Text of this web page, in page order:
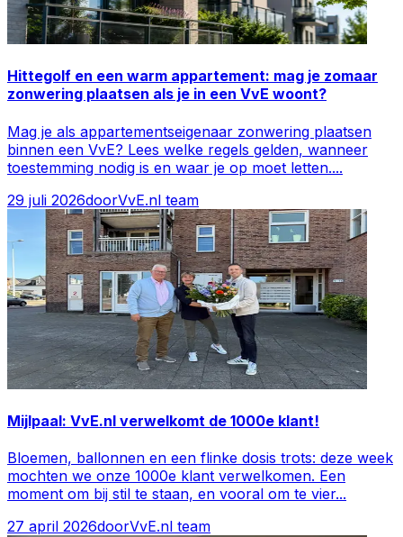
Hittegolf en een warm appartement: mag je zomaar
zonwering plaatsen als je in een VvE woont?
Mag je als appartementseigenaar zonwering plaatsen
binnen een VvE? Lees welke regels gelden, wanneer
toestemming nodig is en waar je op moet letten....
29 juli 2026doorVvE.nl team
Mijlpaal: VvE.nl verwelkomt de 1000e klant!
Bloemen, ballonnen en een flinke dosis trots: deze week
mochten we onze 1000e klant verwelkomen. Een
moment om bij stil te staan, en vooral om te vier...
27 april 2026doorVvE.nl team